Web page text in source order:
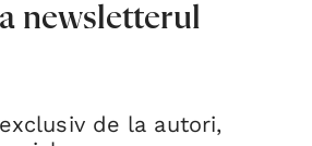
newsletterul
de la autori,